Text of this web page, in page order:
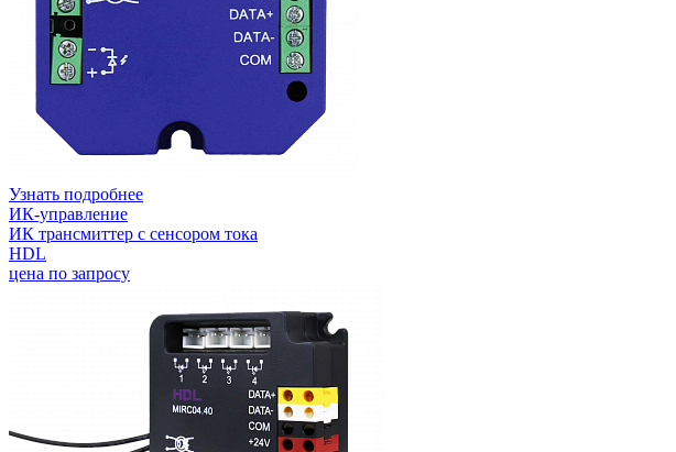
Узнать подробнее
ИК-управление
ИК трансмиттер с сенсором тока
HDL
цена по запросу